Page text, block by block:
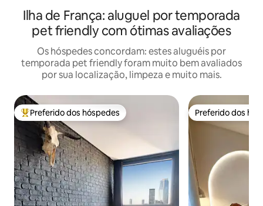
Ilha de França: aluguel por temporada
pet friendly com ótimas avaliações
Os hóspedes concordam: estes aluguéis por
temporada pet friendly foram muito bem avaliados
por sua localização, limpeza e muito mais.
Entre os melhores preferidos dos hóspedes
Preferido dos hóspedes Preferido dos
Preferido dos